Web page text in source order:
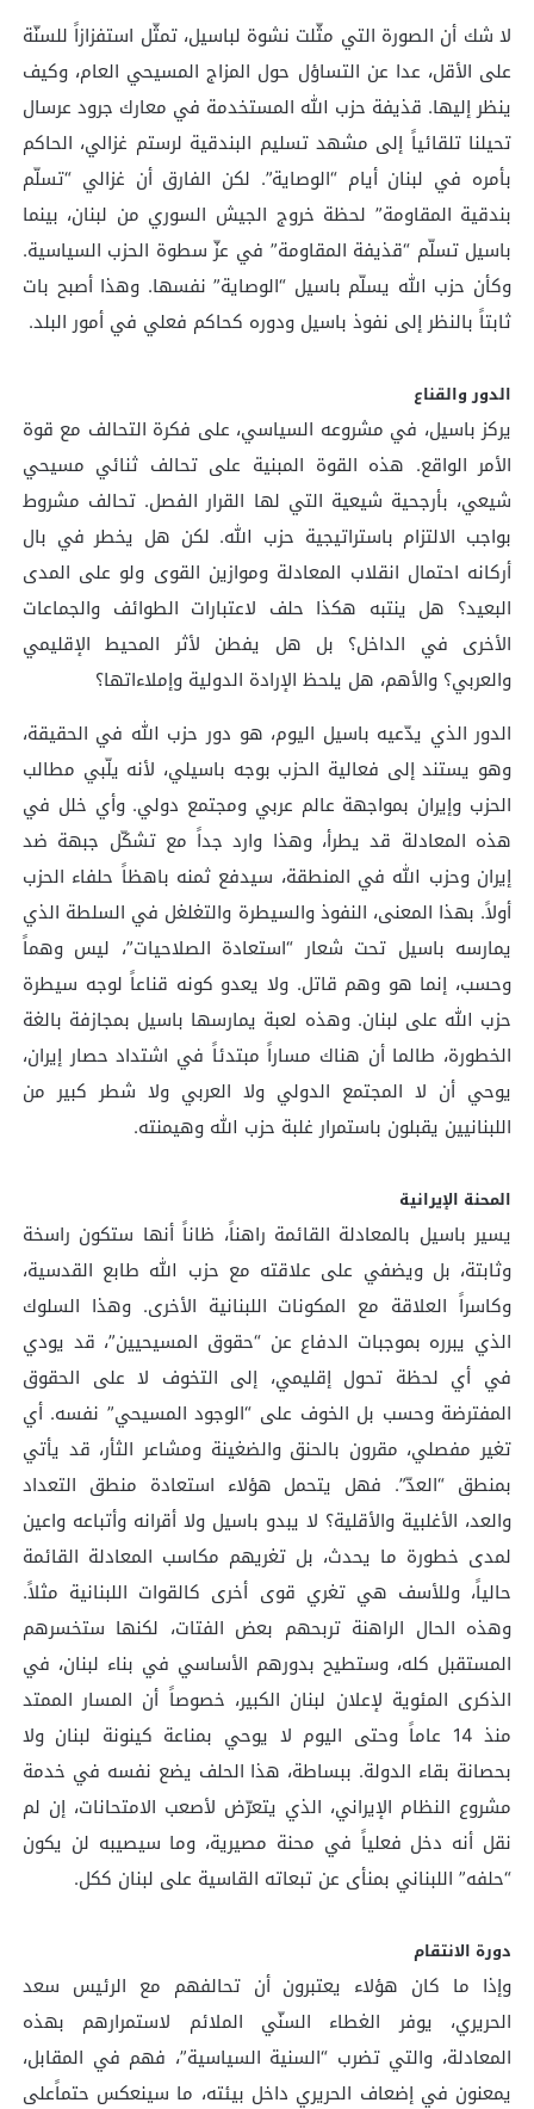
لا شك أن الصورة التي مثّلت نشوة لباسيل، تمثّل استفزازاً للسنّة
على الأقل، عدا عن التساؤل حول المزاج المسيحي العام، وكيف
ينظر إليها. قذيفة حزب الله المستخدمة في معارك جرود عرسال
تحيلنا تلقائياً إلى مشهد تسليم البندقية لرستم غزالي، الحاكم
بأمره في لبنان أيام “الوصاية”. لكن الفارق أن غزالي “تسلّم
بندقية المقاومة” لحظة خروج الجيش السوري من لبنان، بينما
باسيل تسلّم “قذيفة المقاومة” في عزّ سطوة الحزب السياسية.
وكأن حزب الله يسلّم باسيل “الوصاية” نفسها. وهذا أصبح بات
ثابتاً بالنظر إلى نفوذ باسيل ودوره كحاكم فعلي في أمور البلد.
الدور والقناع
يركز باسيل، في مشروعه السياسي، على فكرة التحالف مع قوة
الأمر الواقع. هذه القوة المبنية على تحالف ثنائي مسيحي
شيعي، بأرجحية شيعية التي لها القرار الفصل. تحالف مشروط
بواجب الالتزام باستراتيجية حزب الله. لكن هل يخطر في بال
أركانه احتمال انقلاب المعادلة وموازين القوى ولو على المدى
البعيد؟ هل ينتبه هكذا حلف لاعتبارات الطوائف والجماعات
الأخرى في الداخل؟ بل هل يفطن لأثر المحيط الإقليمي
والعربي؟ والأهم، هل يلحظ الإرادة الدولية وإملاءاتها؟
الدور الذي يدّعيه باسيل اليوم، هو دور حزب الله في الحقيقة،
وهو يستند إلى فعالية الحزب بوجه باسيلي، لأنه يلّبي مطالب
الحزب وإيران بمواجهة عالم عربي ومجتمع دولي. وأي خلل في
هذه المعادلة قد يطرأ، وهذا وارد جداً مع تشكّل جبهة ضد
إيران وحزب الله في المنطقة، سيدفع ثمنه باهظاً حلفاء الحزب
أولاً. بهذا المعنى، النفوذ والسيطرة والتغلغل في السلطة الذي
يمارسه باسيل تحت شعار “استعادة الصلاحيات”، ليس وهماً
وحسب، إنما هو وهم قاتل. ولا يعدو كونه قناعاً لوجه سيطرة
حزب الله على لبنان. وهذه لعبة يمارسها باسيل بمجازفة بالغة
الخطورة، طالما أن هناك مساراً مبتدئاً في اشتداد حصار إيران،
يوحي أن لا المجتمع الدولي ولا العربي ولا شطر كبير من
اللبنانيين يقبلون باستمرار غلبة حزب الله وهيمنته.
المحنة الإيرانية
يسير باسيل بالمعادلة القائمة راهناً، ظاناً أنها ستكون راسخة
وثابتة، بل ويضفي على علاقته مع حزب الله طابع القدسية،
وكاسراً العلاقة مع المكونات اللبنانية الأخرى. وهذا السلوك
الذي يبرره بموجبات الدفاع عن “حقوق المسيحيين”، قد يودي
في أي لحظة تحول إقليمي، إلى التخوف لا على الحقوق
المفترضة وحسب بل الخوف على “الوجود المسيحي” نفسه. أي
تغير مفصلي، مقرون بالحنق والضغينة ومشاعر الثأر، قد يأتي
بمنطق “العدّ”. فهل يتحمل هؤلاء استعادة منطق التعداد
والعد، الأغلبية والأقلية؟ لا يبدو باسيل ولا أقرانه وأتباعه واعين
لمدى خطورة ما يحدث، بل تغريهم مكاسب المعادلة القائمة
حالياً، وللأسف هي تغري قوى أخرى كالقوات اللبنانية مثلاً.
وهذه الحال الراهنة تربحهم بعض الفتات، لكنها ستخسرهم
المستقبل كله، وستطيح بدورهم الأساسي في بناء لبنان، في
الذكرى المئوية لإعلان لبنان الكبير، خصوصاً أن المسار الممتد
منذ 14 عاماً وحتى اليوم لا يوحي بمناعة كينونة لبنان ولا
بحصانة بقاء الدولة. ببساطة، هذا الحلف يضع نفسه في خدمة
مشروع النظام الإيراني، الذي يتعرّض لأصعب الامتحانات، إن لم
نقل أنه دخل فعلياً في محنة مصيرية، وما سيصيبه لن يكون
“حلفه” اللبناني بمنأى عن تبعاته القاسية على لبنان ككل.
دورة الانتقام
وإذا ما كان هؤلاء يعتبرون أن تحالفهم مع الرئيس سعد
الحريري، يوفر الغطاء السنّي الملائم لاستمرارهم بهذه
المعادلة، والتي تضرب “السنية السياسية”، فهم في المقابل،
يمعنون في إضعاف الحريري داخل بيئته، ما سينعكس حتماًعلى